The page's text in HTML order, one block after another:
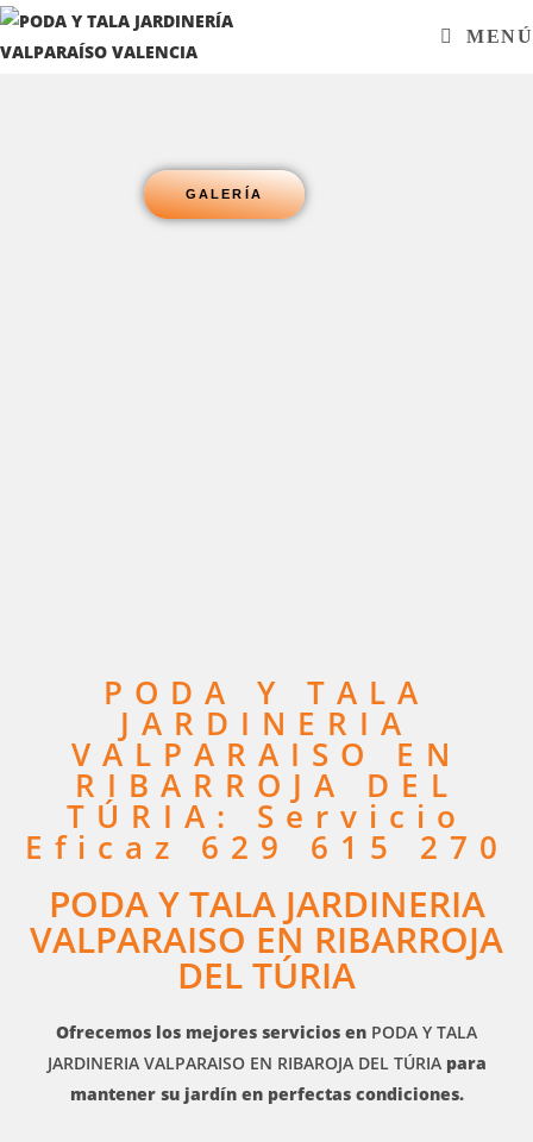
MENÚ
GALERÍA
PODA Y TALA
JARDINERIA
VALPARAISO EN
RIBARROJA DEL
TÚRIA: Servicio
Eficaz 629 615 270
PODA Y TALA JARDINERIA
VALPARAISO EN RIBARROJA
DEL TÚRIA
Ofrecemos los mejores servicios en PODA Y TALA
JARDINERIA VALPARAISO EN RIBAROJA DEL TÚRIApara
mantener su jardín en perfectas condiciones.